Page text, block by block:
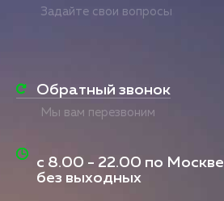
Задайте свои вопросы
Обратный звонок
Мы вам перезвоним
с 8.00 - 22.00 по Москве
без выходных